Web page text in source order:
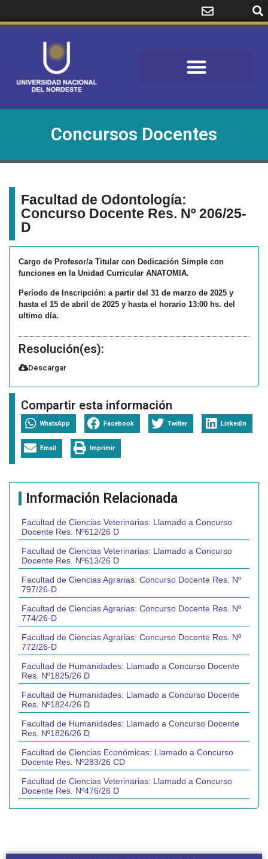
Concursos Docentes
Facultad de Odontología:
Concurso Docente Res. Nº 206/25-
D
Cargo de Profesor/a Titular con Dedicación Simple con
funciones en la Unidad Curricular ANATOMIA.
Período de Inscripción: a partir del 31 de marzo de 2025 y
hasta el 15 de abril de 2025 y hasta el horario 13:00 hs. del
ultimo día.
Resolución(es):
Descargar
Compartir esta información
WhatsApp Facebook Twitter LinkedIn
Email Imprimir
Información Relacionada
Facultad de Ciencias Veterinarias: Llamado a Concurso
Docente Res. Nº612/26 D
Facultad de Ciencias Veterinarias: Llamado a Concurso
Docente Res. Nº613/26 D
Facultad de Ciencias Agrarias: Concurso Docente Res. Nº
797/26-D
Facultad de Ciencias Agrarias: Concurso Docente Res. Nº
774/26-D
Facultad de Ciencias Agrarias: Concurso Docente Res. Nº
772/26-D
Facultad de Humanidades: Llamado a Concurso Docente
Res. Nº1825/26 D
Facultad de Humanidades: Llamado a Concurso Docente
Res. Nº1824/26 D
Facultad de Humanidades: Llamado a Concurso Docente
Res. Nº1826/26 D
Facultad de Ciencias Económicas: Llamado a Concurso
Docente Res. Nº283/26 CD
Facultad de Ciencias Veterinarias: Llamado a Concurso
Docente Res. Nº476/26 D